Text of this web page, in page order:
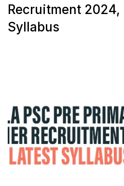
Recruitment 2024,
Syllabus